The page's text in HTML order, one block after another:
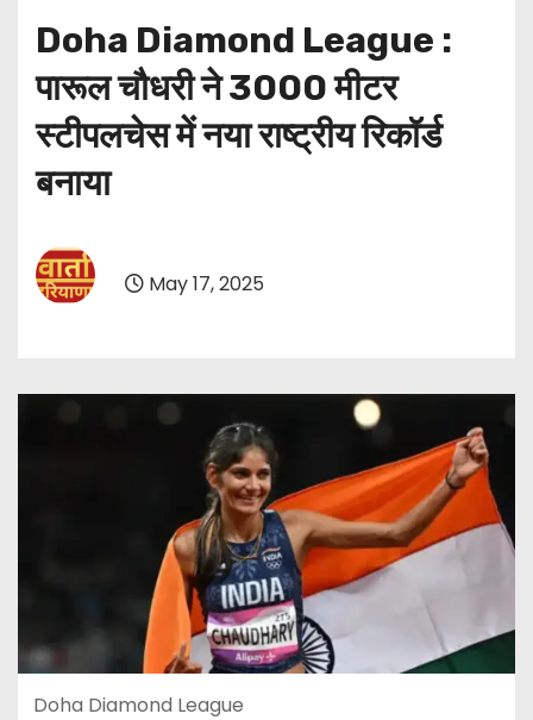
Doha Diamond League :
पारूल चौधरी ने 3000 मीटर
स्टीपलचेस में नया राष्ट्रीय रिकॉर्ड
बनाया
May 17, 2025
Doha Diamond League